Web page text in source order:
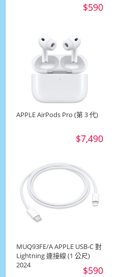
$590
APPLE AirPods Pro (第 3 代)
$7,490
MUQ93FE/A APPLE USB-C 對
Lightning 連接線 (1 公尺)
2024
$590